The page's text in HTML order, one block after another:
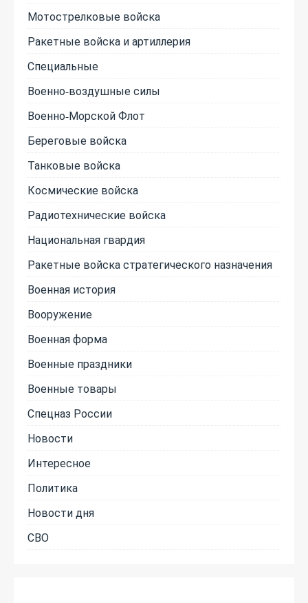
Мотострелковые войска
Ракетные войска и артиллерия
Специальные
Военно-воздушные силы
Военно-Морской Флот
Береговые войска
Танковые войска
Космические войска
Радиотехнические войска
Национальная гвардия
Ракетные войска стратегического назначения
Военная история
Вооружение
Военная форма
Военные праздники
Военные товары
Спецназ России
Новости
Интересное
Политика
Новости дня
СВО